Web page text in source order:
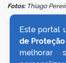
Fotos: Thiago
Este portal
de
melhorar